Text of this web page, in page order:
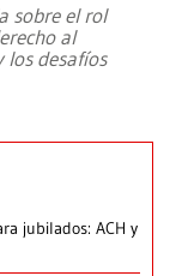
sobre el rol
al
los desafíos
jubilados: ACH y